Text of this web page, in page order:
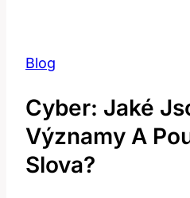
Blog
Cyber: Jaké
Významy A
Slova?